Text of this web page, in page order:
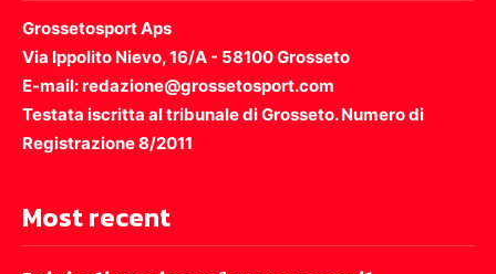
Grossetosport Aps
Via Ippolito Nievo, 16/A - 58100 Grosseto
E-mail: redazione@grossetosport.com
Testata iscritta al tribunale di Grosseto. Numero di
Registrazione 8/2011
Most recent